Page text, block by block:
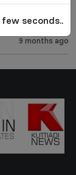
9 months ago
seconds..